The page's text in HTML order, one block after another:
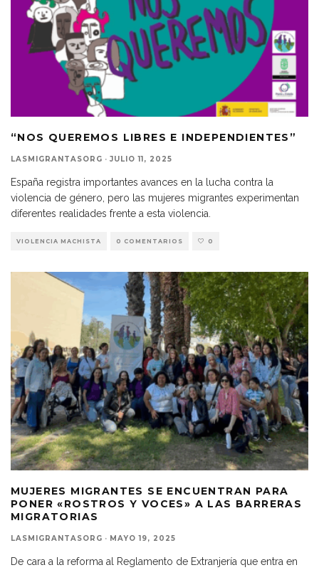
“NOS QUEREMOS LIBRES E INDEPENDIENTES”
LASMIGRANTASORG · JULIO 11, 2025
España registra importantes avances en la lucha contra la
violencia de género, pero las mujeres migrantes experimentan
diferentes realidades frente a esta violencia.
VIOLENCIA MACHISTA 0 COMENTARIOS 0
MUJERES MIGRANTES SE ENCUENTRAN PARA
PONER «ROSTROS Y VOCES» A LAS BARRERAS
MIGRATORIAS
LASMIGRANTASORG · MAYO 19, 2025
De cara a la reforma al Reglamento de Extranjería que entra en